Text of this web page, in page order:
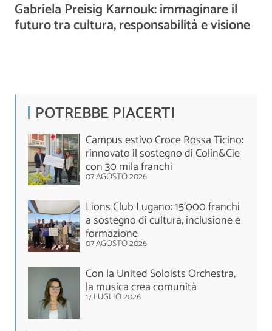
Gabriela Preisig Karnouk: immaginare il
futuro tra cultura, responsabilità e visione
POTREBBE PIACERTI
Campus estivo Croce Rossa Ticino:
rinnovato il sostegno di Colin&Cie
con 30 mila franchi
07 AGOSTO 2026
Lions Club Lugano: 15'000 franchi
a sostegno di cultura, inclusione e
formazione
07 AGOSTO 2026
Con la United Soloists Orchestra,
la musica crea comunità
17 LUGLIO 2026